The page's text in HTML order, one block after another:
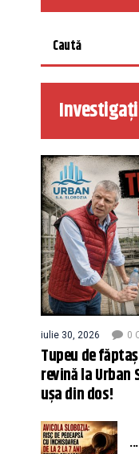
iulie 30, 2026 0
Tupeu de
revină la Urban
ușa din dos!
...